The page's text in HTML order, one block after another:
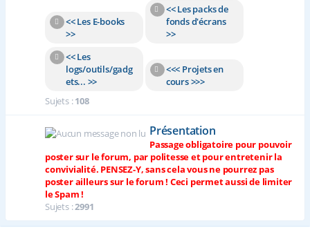
<< Les E-books
>>
<< Les packs de
fonds d'écrans
>>
<< Les
logs/outils/gadg
ets... >>
<<< Projets en
cours >>>
Sujets :108
Présentation
Passage obligatoire pour pouvoir
poster sur le forum, par politesse et pour entretenir la
convivialité. PENSEZ-Y, sans cela vous ne pourrez pas
poster ailleurs sur le forum ! Ceci permet aussi de limiter
le Spam !
Sujets :2991